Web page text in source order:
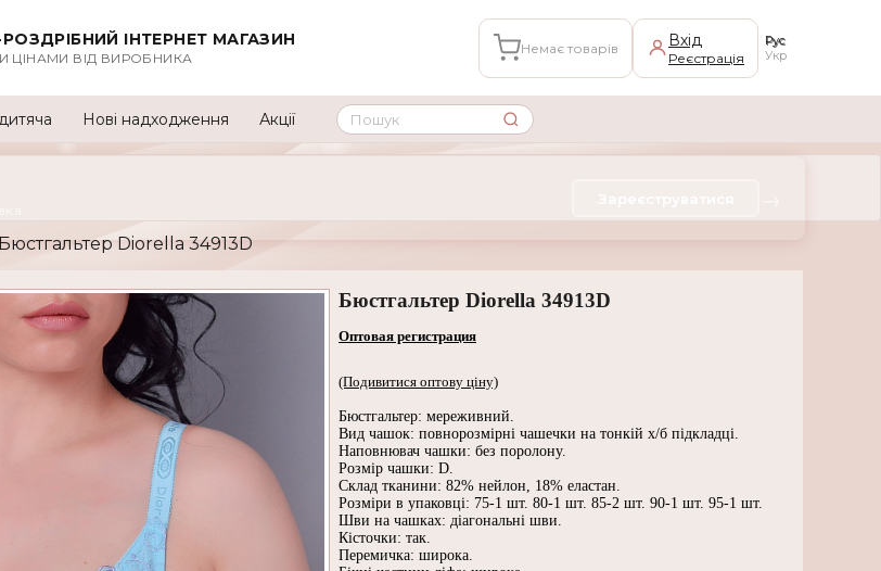
ІНТЕРНЕТ МАГАЗИН
ЦІНАМИ ВІД ВИРОБНИКА
Немає товарів Вхід
Реєстрація
Рус
Укр
Нові надходження Акції
Diorella 34913D
Бюстгальтер Diorella 34913D
Оптовая регистрация
(Подивитися оптову ціну)
Бюстгальтер: мереживний.
Вид чашок: повнорозмірні чашечки на тонкій х/б підкладці.
Наповнювач чашки: без поролону.
Розмір чашки: D.
Склад тканини: 82% нейлон, 18% еластан.
Розміри в упаковці: 75-1 шт. 80-1 шт. 85-2 шт. 90-1 шт. 95-1 шт.
Шви на чашках: діагональні шви.
Кісточки: так.
Перемичка: широка.